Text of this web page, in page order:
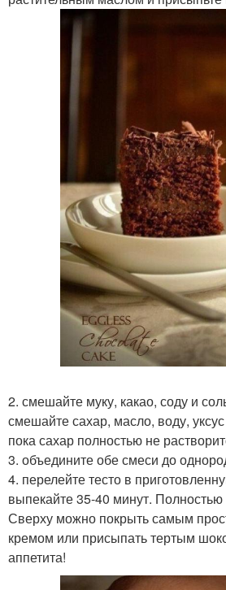
2. смешайте муку, какао, соду и
смешайте сахар, масло, воду,
пока сахар полностью не
3. объедините обе смеси до
4. перелейте тесто в
выпекайте 35-40 минут. Полностью
Сверху можно покрыть самым
кремом или присыпать тертым
аппетита!